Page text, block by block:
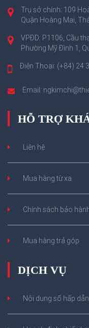
Trụ sở chính: 109
Quận Hoàng Mai,
VPĐD: P1106, Cầu
Phường Mỹ Đình 1,
Điện Thoại: (+84) 24
Email:
HỖ TRỢ
Liên hệ
Mua hàng từ xa
Chính sách bảo
Mua hàng trả góp
DỊCH VỤ
Nội dung số hấp dẫn